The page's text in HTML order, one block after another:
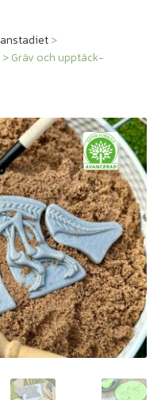
>
>Gräv och upptäck-